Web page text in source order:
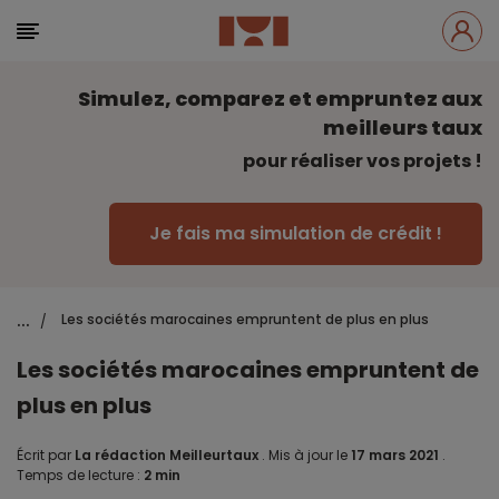
Simulez, comparez et empruntez aux
meilleurs taux
pour réaliser vos projets !
Je fais ma simulation de crédit !
... / Les sociétés marocaines empruntent de plus en plus
Les sociétés marocaines empruntent de
plus en plus
Écrit par La rédaction Meilleurtaux . Mis à jour le 17 mars 2021 .
Temps de lecture : 2 min